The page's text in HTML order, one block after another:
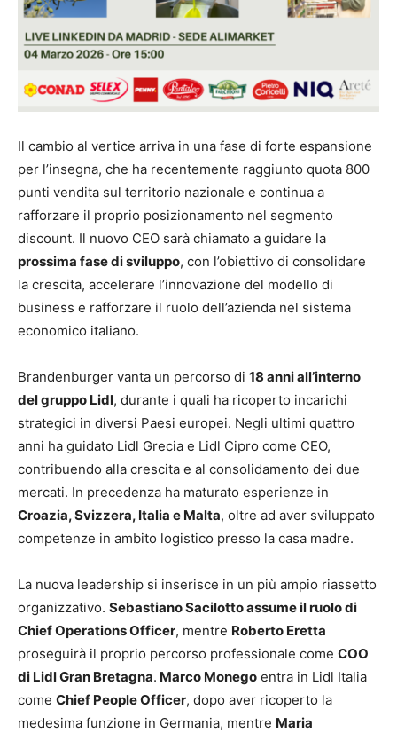
Il cambio al vertice arriva in una fase di forte espansione
per l’insegna, che ha recentemente raggiunto quota 800
punti vendita sul territorio nazionale e continua a
rafforzare il proprio posizionamento nel segmento
discount. Il nuovo CEO sarà chiamato a guidare la
prossima fase di sviluppo, con l’obiettivo di consolidare
la crescita, accelerare l’innovazione del modello di
business e rafforzare il ruolo dell’azienda nel sistema
economico italiano.
Brandenburger vanta un percorso di 18 anni all’interno
del gruppo Lidl, durante i quali ha ricoperto incarichi
strategici in diversi Paesi europei. Negli ultimi quattro
anni ha guidato Lidl Grecia e Lidl Cipro come CEO,
contribuendo alla crescita e al consolidamento dei due
mercati. In precedenza ha maturato esperienze in
Croazia, Svizzera, Italia e Malta, oltre ad aver sviluppato
competenze in ambito logistico presso la casa madre.
La nuova leadership si inserisce in un più ampio riassetto
organizzativo. Sebastiano Sacilotto assume il ruolo di
Chief Operations Officer, mentre Roberto Eretta
proseguirà il proprio percorso professionale come COO
di Lidl Gran Bretagna. Marco Monego entra in Lidl Italia
come Chief People Officer, dopo aver ricoperto la
medesima funzione in Germania, mentre Maria